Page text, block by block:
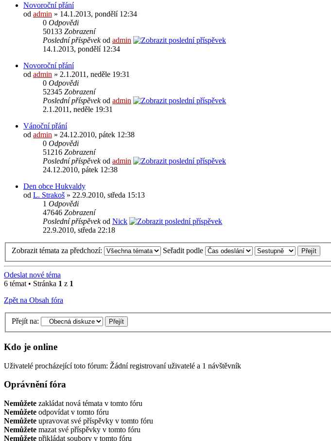
Novoroční přání
od admin » 14.1.2013, pondělí 12:34
0 Odpovědi
50133 Zobrazení
Poslední příspěvekod admin
14.1.2013, pondělí 12:34
Novoroční přání
od admin » 2.1.2011, neděle 19:31
0 Odpovědi
52345 Zobrazení
Poslední příspěvekod admin
2.1.2011, neděle 19:31
Vánoční přání
od admin » 24.12.2010, pátek 12:38
0 Odpovědi
51216 Zobrazení
Poslední příspěvekod admin
24.12.2010, pátek 12:38
Den obce Hukvaldy
od L. Strakoš » 22.9.2010, středa 15:13
1 Odpovědi
47646 Zobrazení
Poslední příspěvekod Nick
22.9.2010, středa 22:18
Zobrazit témata za předchozí: Seřadit podle
Odeslat nové téma
6 témat • Stránka 1 z 1
Zpět na Obsah fóra
Přejít na:
Kdo je online
Uživatelé procházející toto fórum: Žádní registrovaní uživatelé a 1 návštěvník
Oprávnění fóra
Nemůžete zakládat nová témata v tomto fóru
Nemůžete odpovídat v tomto fóru
Nemůžete upravovat své příspěvky v tomto fóru
Nemůžete mazat své příspěvky v tomto fóru
Nemůžete přikládat soubory v tomto fóru